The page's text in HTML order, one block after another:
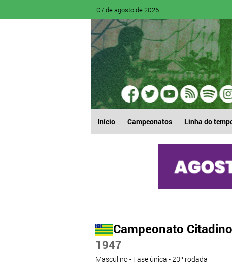
07 de agosto de 2026
Início Campeonatos Linha do
Campeonato
1947
Masculino - Fase única - 20ª rodada